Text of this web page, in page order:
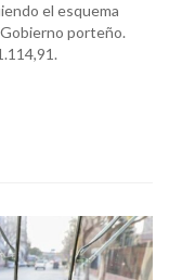
el esquema
porteño.